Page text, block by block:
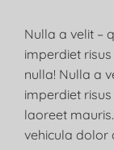
Nulla a velit –
imperdiet
nulla! Nulla a
imperdiet
laoreet
vehicula dolor